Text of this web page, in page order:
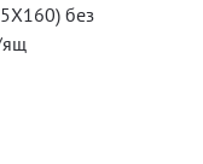
без
ящ